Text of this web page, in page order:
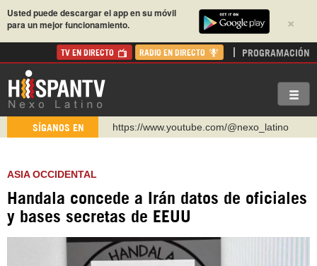
×
Usted puede descargar el app en su móvil
para un mejor funcionamiento.
TV EN DIRECTO RADIO EN DIRECTO PROGRAMACIÓN
SÍGANOS EN
https://www.youtube.com/@nexo_latino
https://urmedium.com/c/hispantv
WhatsApp y Viber: +98 921 79 29 404
https://www.facebook.com/Nexolatino.Canal
ASIA OCCIDENTAL
Handala concede a Irán datos de oficiales
y bases secretas de EEUU